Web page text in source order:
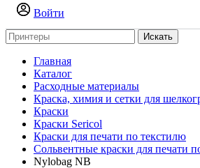
Войти
Искать
Главная
Каталог
Расходные материалы
Краска, химия и сетки для
Краски
Краски Sericol
Краски для печати по текстилю
Сольвентные краски для печати
Nylobag NB